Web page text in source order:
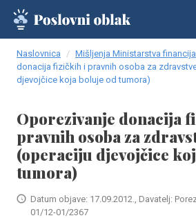
Naslovnica Mišljenja Ministarstva financija
donacija fizičkih i pravnih osoba za
djevojčice koja boluje od tumora)
Oporezivanje donacija
pravnih osoba za
(operaciju djevojčice
tumora)
Datum objave: 17.09.2012., Davatelj:
01/12-01/2367